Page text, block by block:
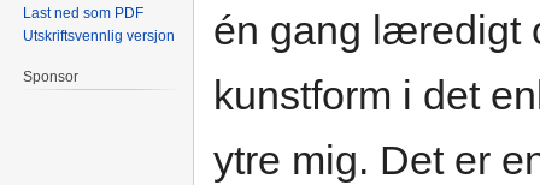
én gang læredigt
kunstform i det
ytre mig. Det er
Last ned som PDF
Utskriftsvennlig versjon
Sponsor